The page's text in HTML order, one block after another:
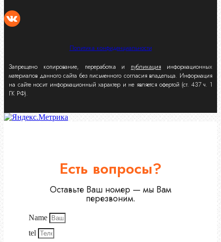
Политика конфиденциальности
Запрещено копирование, переработка и публикация информационных
материалов данного сайта без письменного согласия владельца. Информация
на сайте носит информационный характер и не является офертой (ст. 437 ч. 1
ГК РФ).
Есть вопросы?
Оставьте Ваш номер — мы Вам
перезвоним.
Name
tel